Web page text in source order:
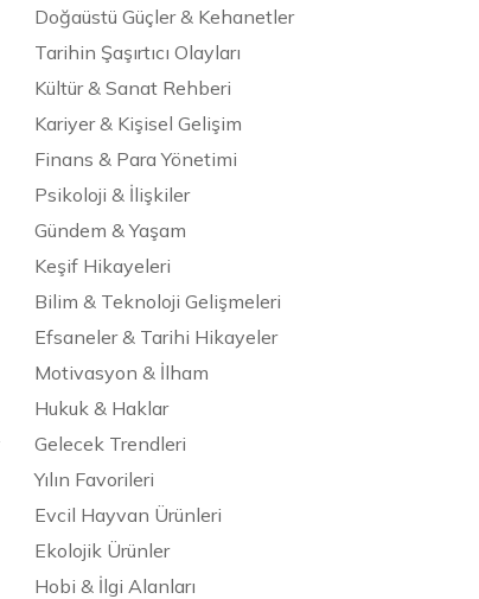
Doğaüstü Güçler & Kehanetler
Tarihin Şaşırtıcı Olayları
Kültür & Sanat Rehberi
Kariyer & Kişisel Gelişim
Finans & Para Yönetimi
Psikoloji & İlişkiler
Gündem & Yaşam
Keşif Hikayeleri
Bilim & Teknoloji Gelişmeleri
Efsaneler & Tarihi Hikayeler
Motivasyon & İlham
Hukuk & Haklar
Gelecek Trendleri
Yılın Favorileri
Evcil Hayvan Ürünleri
Ekolojik Ürünler
Hobi & İlgi Alanları